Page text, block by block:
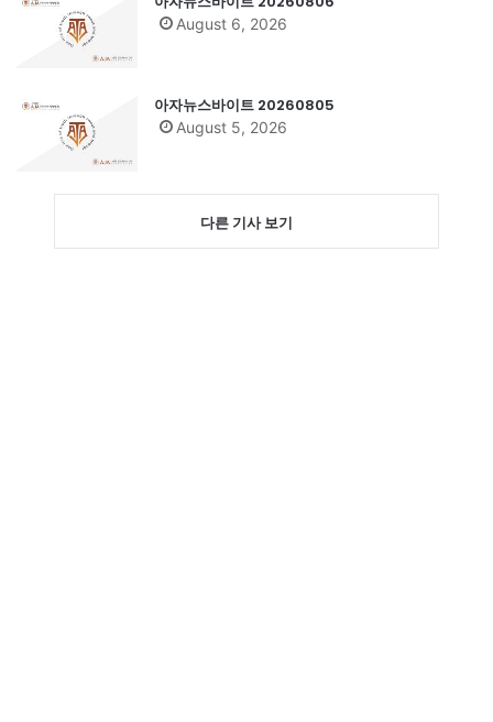
August 6, 2026
아자뉴스바이트 20260805
August 5, 2026
다른 기사 보기